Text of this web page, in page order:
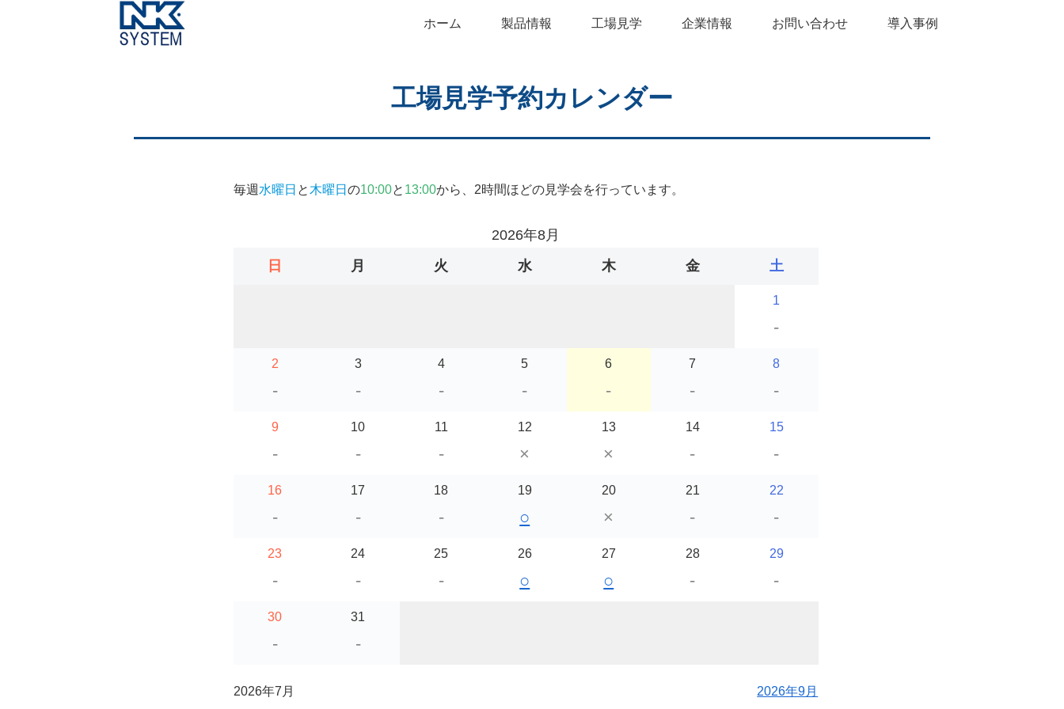
ホーム 製品情報 工場見学 企業情報 お問い合わせ 導入事例
工場見学予約カレンダー
毎週 水曜日 と 木曜日 の10:00と 13:00から、2時間ほどの見学会を行っています。
2026年8月
日
月 火 水 木 金 土
1
-
2
-
3
-
4
-
5
-
6
-
7
-
8
-
9
-
10
-
11
-
12
×
13
×
14
-
15
-
16
-
17
-
18
-
19
○
20
×
21
-
22
-
23
-
24
-
25
-
26
○
27
○
28
-
29
-
30
-
31
-
2026年7月 2026年9月